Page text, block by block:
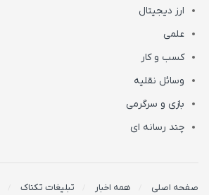
ارز دیجیتال
علمی
کسب و کار
وسائل نقلیه
بازی و سرگرمی
چند رسانه ای
صفحه اصلی همه اخبار تبلیغات تکناک